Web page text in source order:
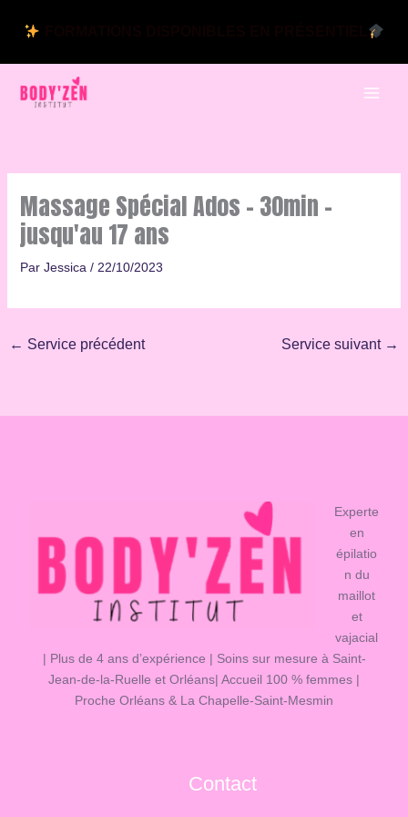
Massage Spécial Ados – 30min –
jusqu'au 17 ans
Par Jessica / 22/10/2023
← Service précédent Service suivant →
Experte
en
épilatio
n du
maillot
et
vajacial
| Plus de 4 ans d’expérience | Soins sur mesure à Saint-
Jean-de-la-Ruelle et Orléans| Accueil 100 % femmes |
Proche Orléans & La Chapelle-Saint-Mesmin
Contact